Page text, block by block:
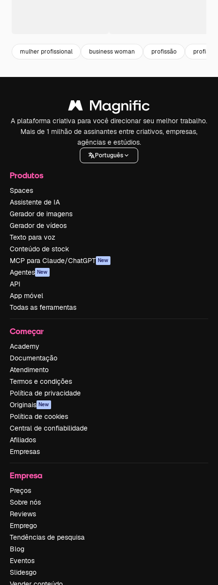
mulher profissional business woman profissão
A plataforma criativa para você direcionar seu melhor trabalho.
Mais de 1 milhão de assinantes entre criativos, empresas,
agências e estúdios.
Português
Produtos
Spaces
Assistente de IA
Gerador de imagens
Gerador de vídeos
Texto para voz
Conteúdo de stock
MCP para Claude/ChatGPT New
Agentes New
API
App móvel
Todas as ferramentas
Começar
Academy
Documentação
Atendimento
Termos e condições
Política de privacidade
Originais New
Política de cookies
Central de confiabilidade
Afiliados
Empresas
Empresa
Preços
Sobre nós
Reviews
Emprego
Tendências de pesquisa
Blog
Eventos
Slidesgo